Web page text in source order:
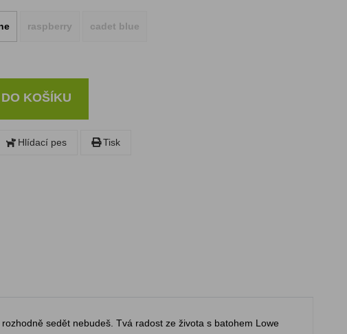
raspberry cadet blue
DO KOŠÍKU
Hlídací pes Tisk
sedět nebudeš. Tvá radost ze života s batohem Lowe